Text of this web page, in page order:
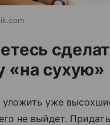
«на сухую»
уложить уже
не выйдет.